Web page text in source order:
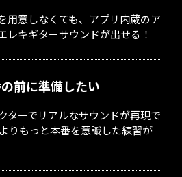
用意しなくても、アプリ内蔵のア
レキギターサウンドが出せる！
前に準備したい
ターでリアルなサウンドが再現で
りもっと本番を意識した練習が